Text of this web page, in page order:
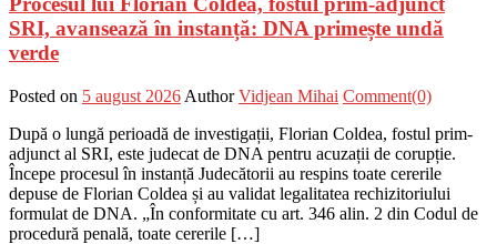
SRI, avansează în instanță: DNA primește undă
verde
Posted on 5 august 2026 Author Vidjean Mihai Comment(0)
După o lungă perioadă de investigații, Florian Coldea, fostul prim-
adjunct al SRI, este judecat de DNA pentru acuzații de corupție.
Începe procesul în instanță Judecătorii au respins toate cererile
depuse de Florian Coldea și au validat legalitatea rechizitoriului
formulat de DNA. „În conformitate cu art. 346 alin. 2 din Codul de
procedură penală, toate cererile […]